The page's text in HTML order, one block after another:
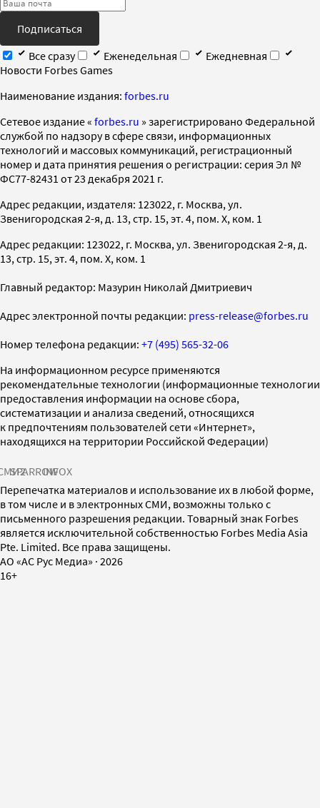
Подписаться
Все сразу
Еженедельная
Ежедневная
Новости Forbes Games
Наименование издания: forbes.ru
Cетевое издание « forbes.ru » зарегистрировано Федеральной
службой по надзору в сфере связи, информационных
технологий и массовых коммуникаций, регистрационный
номер и дата принятия решения о регистрации: серия Эл №
ФС77-82431 от 23 декабря 2021 г.
Адрес редакции, издателя: 123022, г. Москва, ул.
Звенигородская 2-я, д. 13, стр. 15, эт. 4, пом. X, ком. 1
Адрес редакции: 123022, г. Москва, ул. Звенигородская 2-я, д.
13, стр. 15, эт. 4, пом. X, ком. 1
Главный редактор: Мазурин Николай Дмитриевич
Адрес электронной почты редакции: press-release@forbes.ru
Номер телефона редакции: +7 (495) 565-32-06
На информационном ресурсе применяются
рекомендательные технологии (информационные технологии
предоставления информации на основе сбора,
систематизации и анализа сведений, относящихся
к предпочтениям пользователей сети «Интернет»,
находящихся на территории Российской Федерации)
SPARROWINFOX
Перепечатка материалов и использование их в любой форме,
в том числе и в электронных СМИ, возможны только с
письменного разрешения редакции. Товарный знак Forbes
является исключительной собственностью Forbes Media Asia
Pte. Limited. Все права защищены.
AO «АС Рус Медиа» · 2026
16+